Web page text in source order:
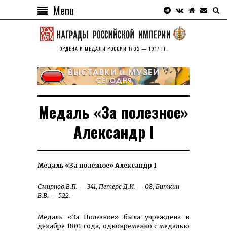
Menu
ОРДЕНА И МЕДАЛИ РОССИИ 1702 — 1917 ГГ.
Медаль «За полезное»
Александр I
Медаль «За полезное» Александр I
Смирнов В.П. — 341, Петерс Д.И. — 08, Биткин
В.В. — 522.
Медаль «За Полезное» была учреждена в
декабре 1801 года, одновременно с медалью